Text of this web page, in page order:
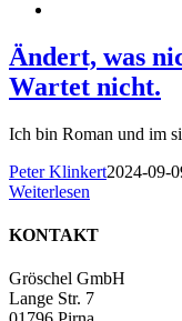
Ändert, was
Wartet nicht.
Ich bin Roman und im
Peter Klinkert2024-09-
Weiterlesen
KONTAKT
Gröschel GmbH
Lange Str. 7